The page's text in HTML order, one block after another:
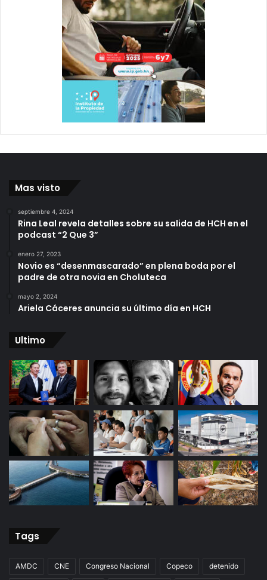
Mas visto
septiembre 4, 2024
Rina Leal revela detalles sobre su salida de HCH en el
podcast “2 Que 3”
enero 27, 2023
Novio es “desenmascarado” en plena boda por el
padre de otra novia en Choluteca
mayo 2, 2024
Ariela Cáceres anuncia su último día en HCH
Ultimo
Tags
AMDC CNE Congreso Nacional Copeco detenido